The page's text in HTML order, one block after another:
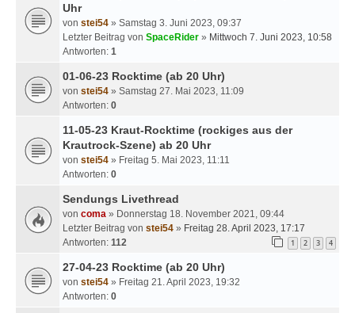
Uhr
von stei54 » Samstag 3. Juni 2023, 09:37
Letzter Beitrag von SpaceRider » Mittwoch 7. Juni 2023, 10:58
Antworten: 1
01-06-23 Rocktime (ab 20 Uhr)
von stei54 » Samstag 27. Mai 2023, 11:09
Antworten: 0
11-05-23 Kraut-Rocktime (rockiges aus der
Krautrock-Szene) ab 20 Uhr
von stei54 » Freitag 5. Mai 2023, 11:11
Antworten: 0
Sendungs Livethread
von coma » Donnerstag 18. November 2021, 09:44
Letzter Beitrag von stei54 » Freitag 28. April 2023, 17:17
Antworten: 112 1 2 3 4
27-04-23 Rocktime (ab 20 Uhr)
von stei54 » Freitag 21. April 2023, 19:32
Antworten: 0